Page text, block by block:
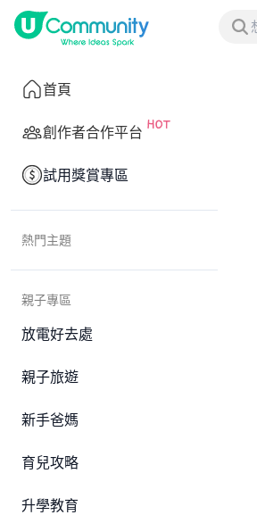
首頁
創作者合作平台
試用獎賞專區
熱門主題
親子專區
放電好去處
親子旅遊
新手爸媽
育兒攻略
升學教育